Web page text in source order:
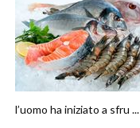
l’uomo ha iniziato a sfru ...